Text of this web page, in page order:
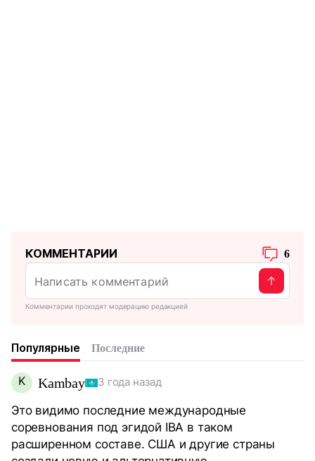
КОММЕНТАРИИ 6
Комментарии проходят модерацию редакцией
Популярные Последние
K Kambay 3 года назад
Это видимо последние международные
соревнования под эгидой IBA в таком
расширенном составе. США и другие страны